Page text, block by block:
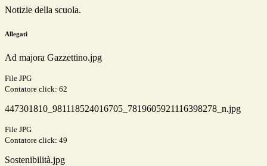
Notizie della scuola.
Allegati
Ad majora Gazzettino.jpg
File JPG
Contatore click: 62
447301810_981118524016705_7819605921116398278_n.jpg
File JPG
Contatore click: 49
Sostenibilità.jpg